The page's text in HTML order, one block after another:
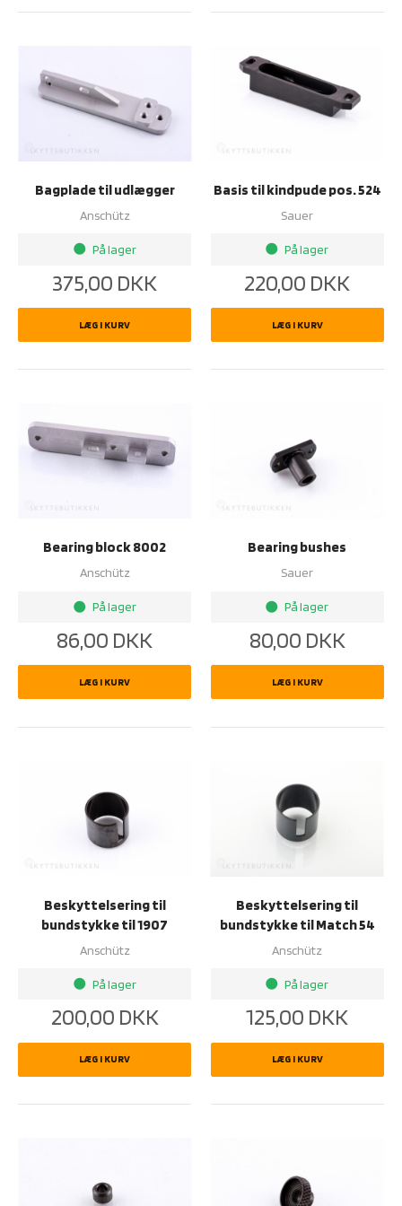
Bagplade til udlægger
Anschütz
brightness_1 På lager
375,00 DKK
LÆG I KURV
Basis til kindpude pos. 524
Sauer
brightness_1 På lager
220,00 DKK
LÆG I KURV
Bearing block 8002
Anschütz
brightness_1 På lager
86,00 DKK
LÆG I KURV
Bearing bushes
Sauer
brightness_1 På lager
80,00 DKK
LÆG I KURV
Beskyttelsering til
bundstykke til 1907
Anschütz
brightness_1 På lager
200,00 DKK
LÆG I KURV
Beskyttelsering til
bundstykke til Match 54
Anschütz
brightness_1 På lager
125,00 DKK
LÆG I KURV